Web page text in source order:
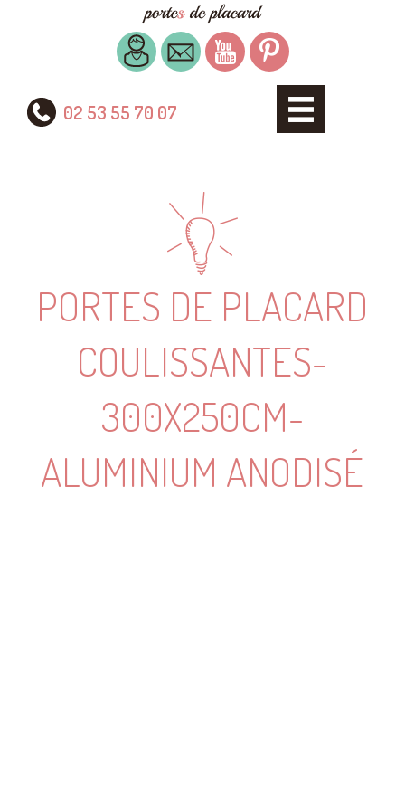
02 53 55 70 07
PORTES DE PLACARD
COULISSANTES-
300X250CM-
ALUMINIUM ANODISÉ